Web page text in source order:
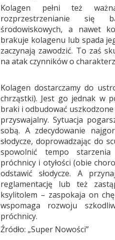
Kolagen pełni też
rozprzestrzenianie się
środowiskowych, a nawet
brakuje kolagenu lub spada
zaczynają zawodzić. To zaś
na atak czynników o
Kolagen dostarczamy do
chrząstki). Jest go jednak w
braki i odbudować
przyswajalny. Sytuacja
sobą. A zdecydowanie
słodycze, doprowadzając do
spowolnić tempo
próchnicy i otyłości (obie
odstawić słodycze. A
reglamentację lub też
ksylitolem – zaspokaja on
wspomaga rozwoju
próchnicy.
Źródło: „Super Nowości”